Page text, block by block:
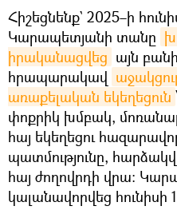
Հիշեցնենք` 2025–ի
Կարապետյանի տանը
իրականացվեց այն
հրապարակավ
առաքելական եկեղեցուն
փոքրիկ խմբակ,
հայ եկեղեցու
պատմությունը,
հայ ժողովրդի վրա:
կալանավորվեց հունիսի